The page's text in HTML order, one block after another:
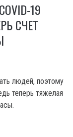
19
СЧЕТ
людей, поэтому
теперь тяжелая